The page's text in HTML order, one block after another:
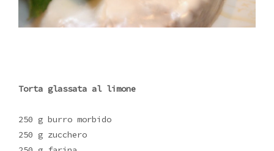
Torta glassata al limone
250 g burro morbido
250 g zucchero